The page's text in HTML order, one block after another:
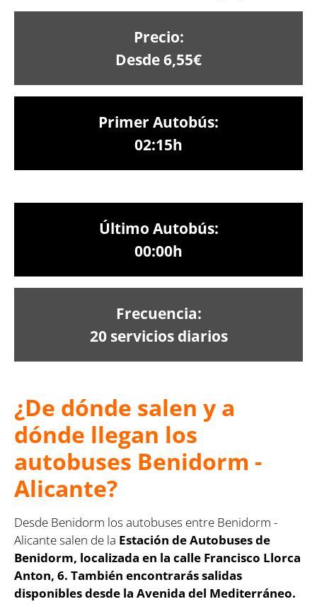
Precio:
Desde 6,55€
Primer Autobús:
02:15h
Último Autobús:
00:00h
Frecuencia:
20 servicios diarios
¿De dónde salen y a
dónde llegan los
autobuses Benidorm -
Alicante?
Desde Benidorm los autobuses entre Benidorm -
Alicante salen de la Estación de Autobuses de
Benidorm, localizada en la calle Francisco Llorca
Anton, 6. También encontrarás salidas
disponibles desde la Avenida del Mediterráneo.